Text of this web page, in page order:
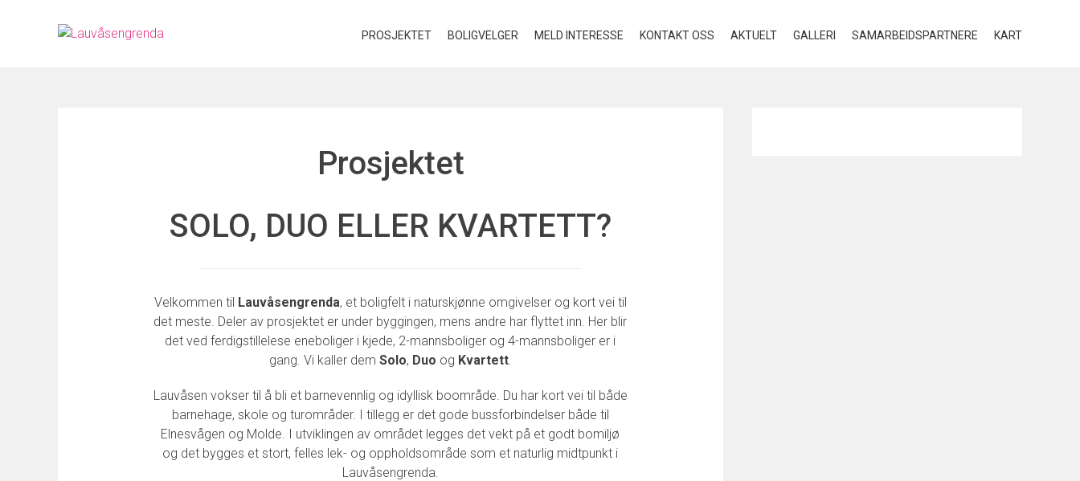
PROSJEKTET BOLIGVELGER MELD INTERESSE KONTAKT OSS AKTUELT GALLERI SAMARBEIDSPARTNERE KART
Prosjektet
SOLO, DUO ELLER KVARTETT?
Velkommen til Lauvåsengrenda, et boligfelt i naturskjønne omgivelser og kort vei til
det meste. Deler av prosjektet er under byggingen, mens andre har flyttet inn. Her blir
det ved ferdigstillelese eneboliger i kjede, 2-mannsboliger og 4-mannsboliger er i
gang. Vi kaller dem Solo, Duo og Kvartett.
Lauvåsen vokser til å bli et barnevennlig og idyllisk boområde. Du har kort vei til både
barnehage, skole og turområder. I tillegg er det gode bussforbindelser både til
Elnesvågen og Molde. I utviklingen av området legges det vekt på et godt bomiljø
og det bygges et stort, felles lek- og oppholdsområde som et naturlig midtpunkt i
Lauvåsengrenda.